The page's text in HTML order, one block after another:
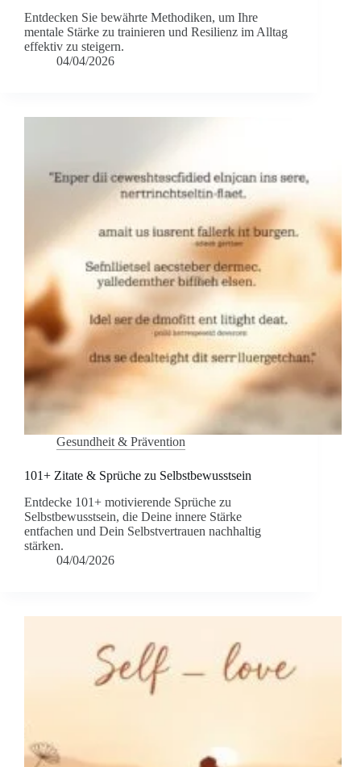
Entdecken Sie bewährte Methodiken, um Ihre
mentale Stärke zu trainieren und Resilienz im Alltag
effektiv zu steigern.
04/04/2026
Gesundheit & Prävention
101+ Zitate & Sprüche zu Selbstbewusstsein
Entdecke 101+ motivierende Sprüche zu
Selbstbewusstsein, die Deine innere Stärke
entfachen und Dein Selbstvertrauen nachhaltig
stärken.
04/04/2026